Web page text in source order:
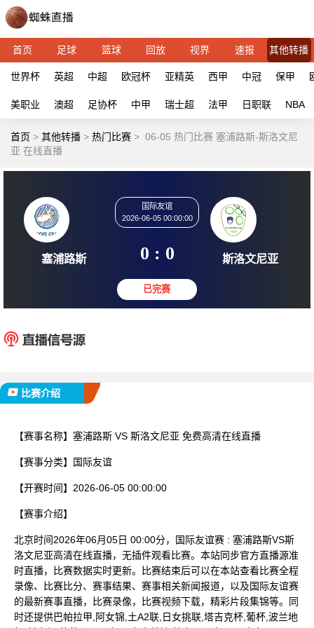
首页 足球 篮球 回放 视界 速报 其他转播
世界杯 英超 中超 欧冠杯 亚精英 西甲 中冠 保甲
美职业 澳超 足协杯 中甲 瑞士超 法甲 日职联 NBA
首页 > 其他转播 > 热门比赛 > 06-05 热门比赛 塞浦路斯-斯洛文尼
亚 在线直播
国际友谊
2026-06-05 00:00:00
0 : 0
比赛介绍
【赛事名称】 塞浦路斯 VS 斯洛文尼亚 免费高清在线直播
【赛事分类】 国际友谊
【开赛时间】 2026-06-05 00:00:00
【赛事介绍】
北京时间2026年06月05日 00:00分，国际友谊赛 : 塞浦路斯VS斯
洛文尼亚高清在线直播，无插件观看比赛。本站同步官方直播源准
时直播，比赛数据实时更新。比赛结束后可以在本站查看比赛全程
录像、比赛比分、赛事结果、赛事相关新闻报道，以及国际友谊赛
的最新赛事直播，比赛录像，比赛视频下载，精彩片段集锦等。同
时还提供巴帕拉甲,阿女锦,土A2联,日女挑联,塔吉克杯,葡杯,波兰地